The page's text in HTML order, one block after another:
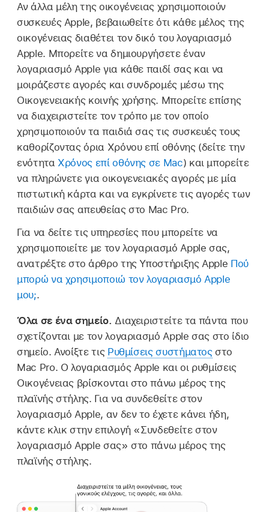
Αν άλλα μέλη της οικογένειας χρησιμοποιούν
συσκευές Apple, βεβαιωθείτε ότι κάθε μέλος της
οικογένειας διαθέτει τον δικό του λογαριασμό
Apple. Μπορείτε να δημιουργήσετε έναν
λογαριασμό Apple για κάθε παιδί σας και να
μοιράζεστε αγορές και συνδρομές μέσω της
Οικογενειακής κοινής χρήσης. Μπορείτε επίσης
να διαχειριστείτε τον τρόπο με τον οποίο
χρησιμοποιούν τα παιδιά σας τις συσκευές τους
καθορίζοντας όρια Χρόνου επί οθόνης (δείτε την
ενότητα Χρόνος επί οθόνης σε Mac) και μπορείτε
να πληρώνετε για οικογενειακές αγορές με μία
πιστωτική κάρτα και να εγκρίνετε τις αγορές των
παιδιών σας απευθείας στο Mac Pro.
Για να δείτε τις υπηρεσίες που μπορείτε να
χρησιμοποιείτε με τον λογαριασμό Apple σας,
ανατρέξτε στο άρθρο της Υποστήριξης Apple Πού
μπορώ να χρησιμοποιώ τον λογαριασμό Apple
μου;.
Όλα σε ένα σημείο. Διαχειριστείτε τα πάντα που
σχετίζονται με τον λογαριασμό Apple σας στο ίδιο
σημείο. Ανοίξτε τις Ρυθμίσεις συστήματοςστο
Mac Pro. Ο λογαριασμός Apple και οι ρυθμίσεις
Οικογένειας βρίσκονται στο πάνω μέρος της
πλαϊνής στήλης. Για να συνδεθείτε στον
λογαριασμό Apple, αν δεν το έχετε κάνει ήδη,
κάντε κλικ στην επιλογή «Συνδεθείτε στον
λογαριασμό Apple σας» στο πάνω μέρος της
πλαϊνής στήλης.